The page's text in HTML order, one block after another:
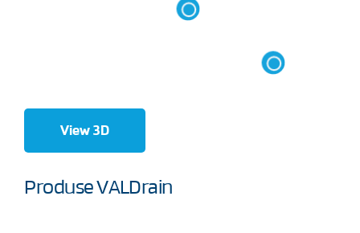
View 3D
Produse VALDrain